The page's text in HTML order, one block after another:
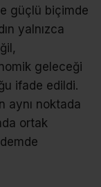
güçlü biçimde
yalnızca
geleceği
ifade edildi.
aynı noktada
ortak